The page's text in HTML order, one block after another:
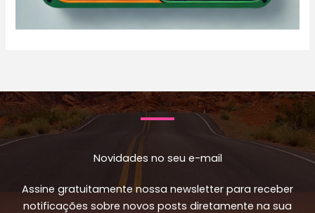
Novidades no seu e-mail
Assine gratuitamente nossa newsletter para receber
notificações sobre novos posts diretamente na sua